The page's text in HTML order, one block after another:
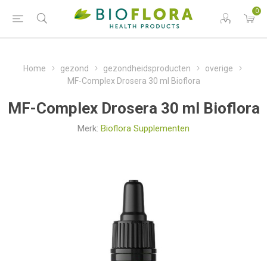
0
Home gezond gezondheidsproducten
overige
MF-Complex Drosera 30 ml Bioflora
MF-Complex Drosera 30 ml Bioflora
Merk: Bioflora Supplementen